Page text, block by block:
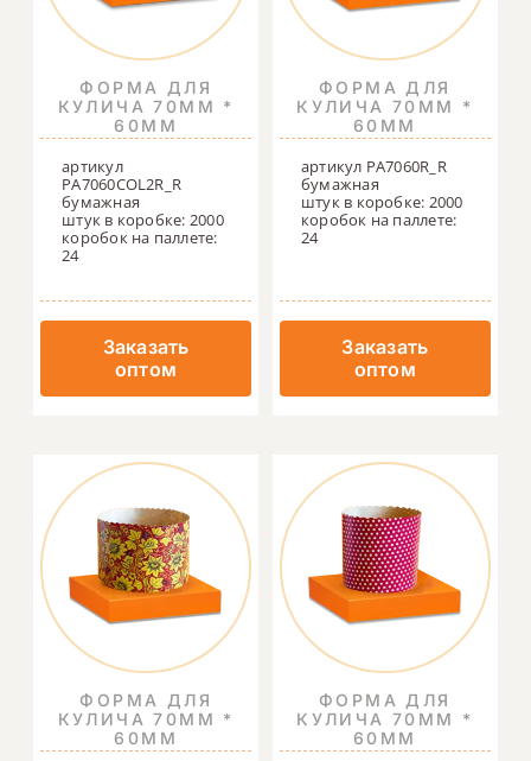
ФОРМА ДЛЯ
КУЛИЧА 70ММ *
60ММ
артикул
PA7060COL2R_R
бумажная
штук в коробке: 2000
коробок на паллете:
24
Заказать
оптом
ФОРМА ДЛЯ
КУЛИЧА 70ММ *
60ММ
артикул PA7060R_R
бумажная
штук в коробке: 2000
коробок на паллете:
24
Заказать
оптом
ФОРМА ДЛЯ
КУЛИЧА 70ММ *
60ММ
ФОРМА ДЛЯ
КУЛИЧА 70ММ *
60ММ